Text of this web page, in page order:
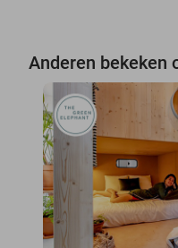
Anderen bekeken